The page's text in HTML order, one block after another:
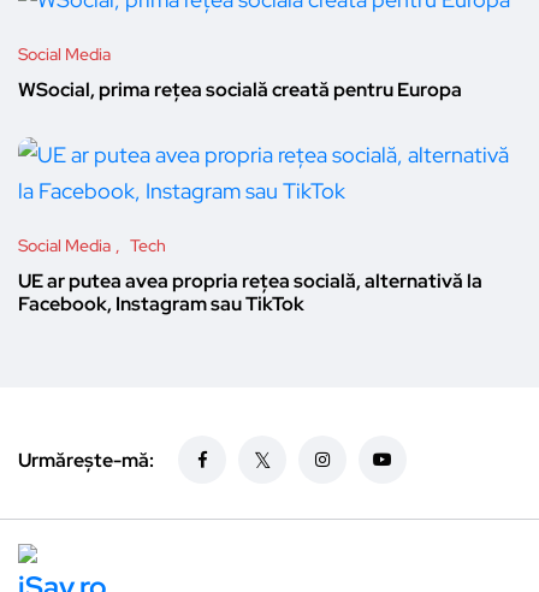
Social Media
WSocial, prima rețea socială creată pentru Europa
Social Media Tech
UE ar putea avea propria rețea socială, alternativă la
Facebook, Instagram sau TikTok
Urmărește-mă: